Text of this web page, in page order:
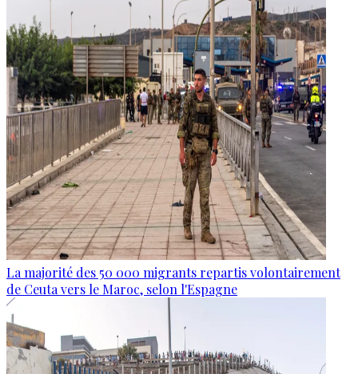
La majorité des 50 000 migrants repartis volontairement
de Ceuta vers le Maroc, selon l'Espagne